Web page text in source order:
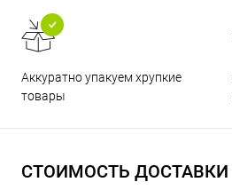
Аккуратно упакуем хрупкие
товары
СТОИМОСТЬ ДОСТАВКИ